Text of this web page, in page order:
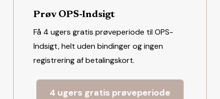
Prøv OPS-Indsigt
Få 4 ugers gratis prøveperiode til OPS-
Indsigt, helt uden bindinger og ingen
registrering af betalingskort.
4 ugers gratis prøveperiode